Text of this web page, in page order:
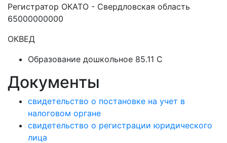
Регистратор ОКАТО - Свердловская область
65000000000
ОКВЕД
Образование дошкольное 85.11 C
Документы
свидетельство о постановке на учет в
налоговом органе
свидетельство о регистрации юридического
лица